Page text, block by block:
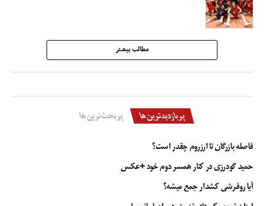
مطالب بیشتر
پربازدیدترین‌ها پربحث‌ترین‌ها
فاصله بازرگان تا ارزروم چقدر است؟
حمید گودرزی در کنار همسر دوم خود +عکس
آیا روفرشی کشدار جمع میشه؟